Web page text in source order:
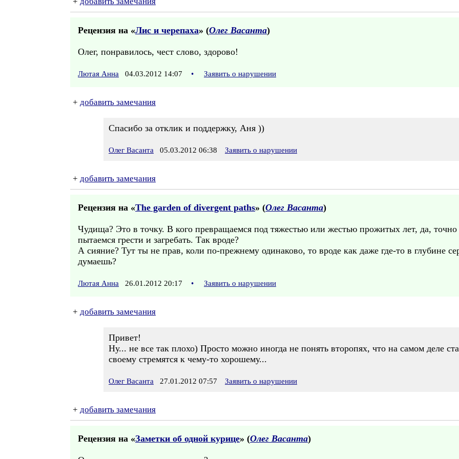
Рецензия на «Лис и черепаха» (Олег Васанта)
Олег, понравилось, чест слово, здорово!
Лютая Анна 04.03.2012 14:07 • Заявить о нарушении
+ добавить замечания
Спасибо за отклик и поддержку, Аня ))
Олег Васанта 05.03.2012 06:38 Заявить о нарушении
+ добавить замечания
Рецензия на «The garden of divergent paths» (Олег Васанта)
Чудища? Это в точку. В кого превращаемся под тяжестью или жестью прожитых лет, да,
пытаемся грести и загребать. Так вроде?
А сияние? Тут ты не прав, коли по-прежнему одинаково, то вроде как даже где-то в глубине
думаешь?
Лютая Анна 26.01.2012 20:17 • Заявить о нарушении
+ добавить замечания
Привет!
Ну... не все так плохо) Просто можно иногда не понять второпях, что на самом деле
своему стремятся к чему-то хорошему...
Олег Васанта 27.01.2012 07:57 Заявить о нарушении
+ добавить замечания
Рецензия на «Заметки об одной курице» (Олег Васанта)